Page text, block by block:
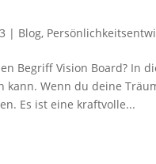
| Blog,
Begriff Vision Board? In
kann. Wenn du deine
Es ist eine kraftvolle...